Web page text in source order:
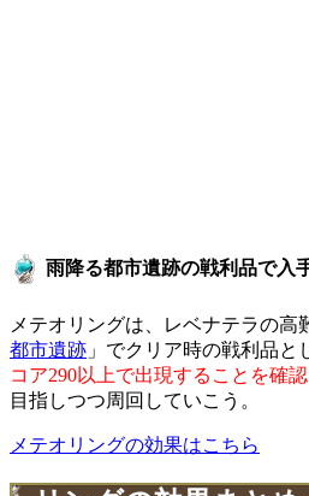
雨降る都市遺跡の戦利品で入
メテオリングは、レベナテラの高
都市遺跡 」でクリア時の戦利品と
コア290以上で出現することを確認
目指しつつ周回していこう。
メテオリングの効果はこちら